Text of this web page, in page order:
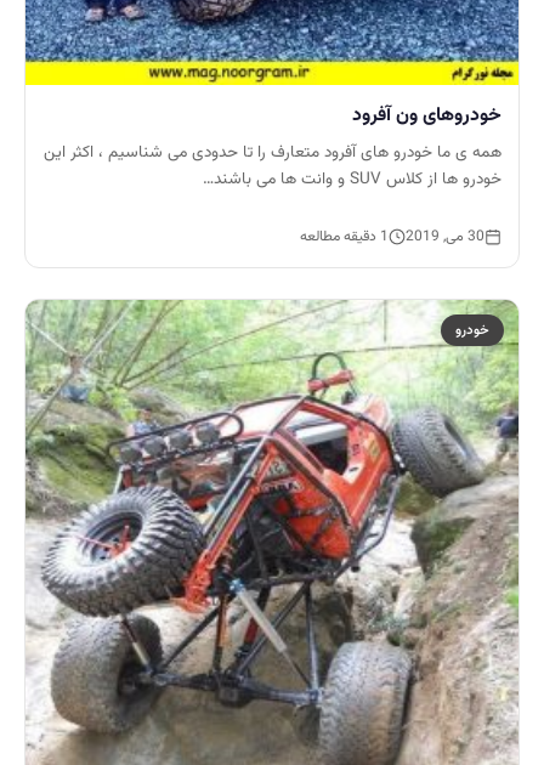
خودروهای ون آفرود
همه ی ما خودرو های آفرود متعارف را تا حدودی می شناسیم ، اکثر این
خودرو ها از کلاس SUV و وانت ها می باشند…
30 می, 2019 1 دقیقه مطالعه
خودرو